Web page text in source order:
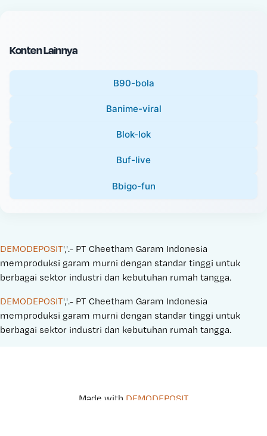
c
e
Konten Lainnya
B90-bola
Banime-viral
Blok-lok
Buf-live
Bbigo-fun
DEMODEPOSIT','.- PT Cheetham Garam Indonesia
memproduksi garam murni dengan standar tinggi untuk
berbagai sektor industri dan kebutuhan rumah tangga.
DEMODEPOSIT','.- PT Cheetham Garam Indonesia
memproduksi garam murni dengan standar tinggi untuk
berbagai sektor industri dan kebutuhan rumah tangga.
Made with DEMODEPOSIT